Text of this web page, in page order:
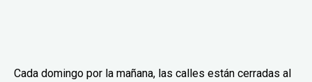
Cada domingo por la mañana, las calles están cerradas al